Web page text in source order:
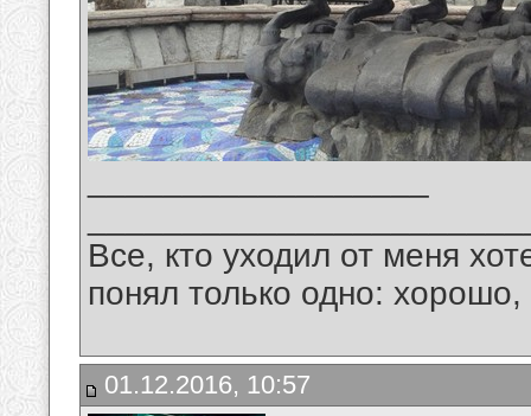
Все, кто уходил от меня
понял только одно:
01.12.2016, 10:57